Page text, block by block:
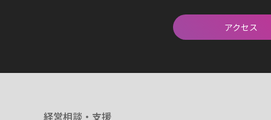
アクセス
経営相談・支援